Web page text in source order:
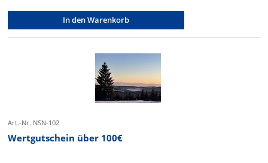
In den Warenkorb
Art.-Nr. NSN-102
Wertgutschein über 100€